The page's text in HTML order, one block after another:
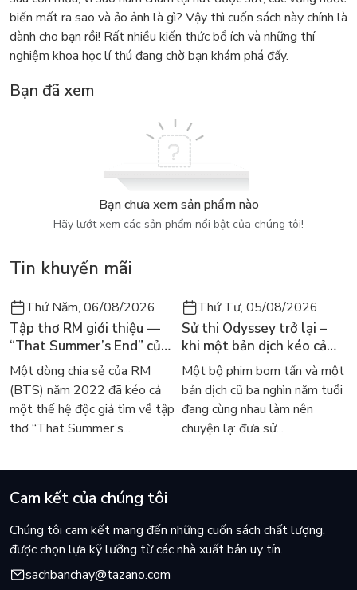
biến mất ra sao và ảo ảnh là gì? Vậy thì cuốn sách này chính là
dành cho bạn rồi! Rất nhiều kiến thức bổ ích và những thí
nghiệm khoa học lí thú đang chờ bạn khám phá đấy.
Bạn đã xem
Bạn chưa xem sản phẩm nào
Hãy lướt xem các sản phẩm nổi bật của chúng tôi!
Tin khuyến mãi
Thứ Năm, 06/08/2026
Tập thơ RM giới thiệu —
“That Summer’s End” của
Lee Seong-bok ra mắt bản
tiếng Anh sau 4 năm gây
sốt
Một dòng chia sẻ của RM
(BTS) năm 2022 đã kéo cả
một thế hệ độc giả tìm về tập
thơ “That Summer’s...
Thứ Tư, 05/08/2026
Sử thi Odyssey trở lại –
khi một bản dịch kéo cả
thế giới về với văn học
kinh điển
Một bộ phim bom tấn và một
bản dịch cũ ba nghìn năm tuổi
đang cùng nhau làm nên
chuyện lạ: đưa sử...
Cam kết của chúng tôi
Chúng tôi cam kết mang đến những cuốn sách chất lượng,
được chọn lựa kỹ lưỡng từ các nhà xuất bản uy tín.
sachbanchay@tazano.com